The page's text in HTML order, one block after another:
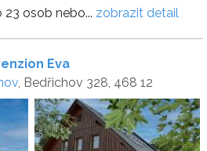
osob nebo... zobrazit detail
Eva
, Bedřichov 328, 468 12